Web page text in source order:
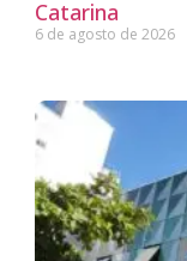
Catarina
6 de agosto de 2026